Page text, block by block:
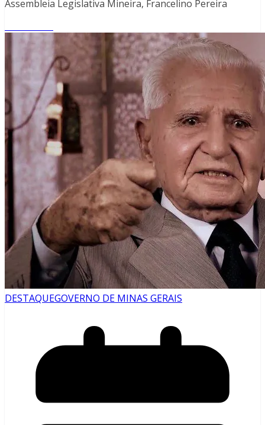
Assembleia Legislativa Mineira, Francelino Pereira
DESTAQUEGOVERNO DE MINAS GERAIS